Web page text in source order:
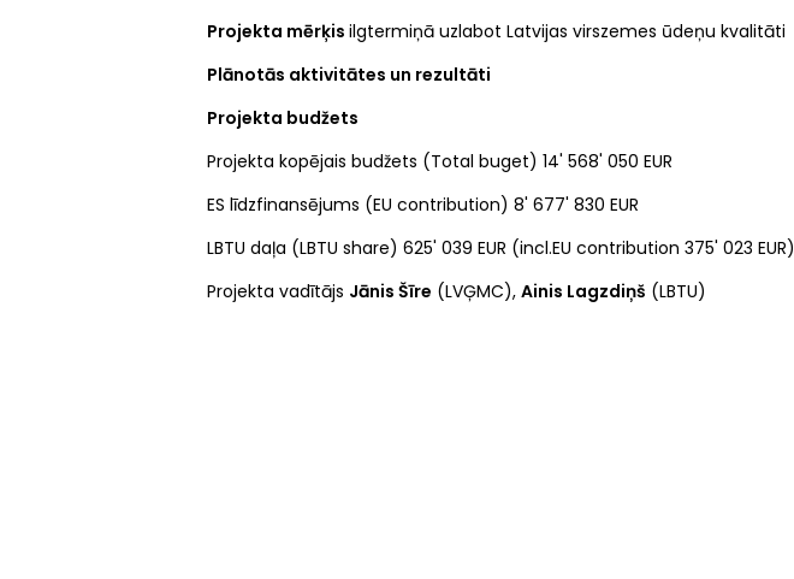
Projekta mērķis ilgtermiņā uzlabot Latvijas virszemes ūdeņu kvalitāti
Plānotās aktivitātes un rezultāti
Projekta budžets
Projekta kopējais budžets (Total buget) 14' 568' 050 EUR
ES līdzfinansējums (EU contribution) 8' 677' 830 EUR
LBTU daļa (LBTU share) 625' 039 EUR (incl.EU contribution 375' 023 EUR)
Projekta vadītājs Jānis Šīre (LVĢMC), Ainis Lagzdiņš (LBTU)